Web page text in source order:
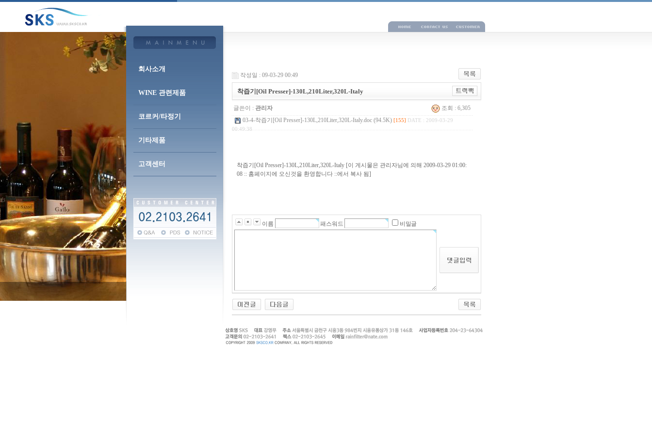
회사소개
WINE 관련제품
코르커/타정기
기타제품
고객센터
작성일 : 09-03-29 00:49
착즙기[Oil Presser]-130L,210Liter,320L-Italy
글쓴이 : 관리자
조회 : 6,305
03-4-착즙기[Oil Presser]-130L,210Liter,320L-Italy.doc (94.5K) [155] DATE : 2009-03-29
00:49:38
착즙기[Oil Presser]-130L,210Liter,320L-Italy [이 게시물은 관리자님에 의해 2009-03-29 01:00:
08 :: 홈페이지에 오신것을 환영합니다 ::에서 복사 됨]
이름 패스워드 비밀글